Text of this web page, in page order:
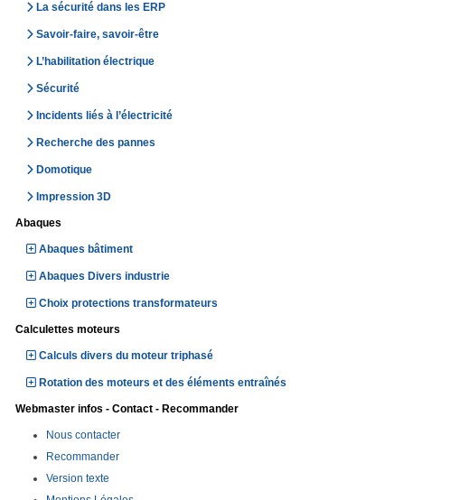
La sécurité dans les ERP
Savoir-faire, savoir-être
L’habilitation électrique
Sécurité
Incidents liés à l’électricité
Recherche des pannes
Domotique
Impression 3D
Abaques
Abaques bâtiment
Abaques Divers industrie
Choix protections transformateurs
Calculettes moteurs
Calculs divers du moteur triphasé
Rotation des moteurs et des éléments entraînés
Webmaster infos - Contact - Recommander
Nous contacter
Recommander
Version texte